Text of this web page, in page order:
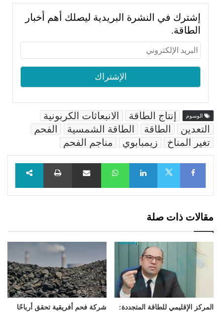
إشترك في النشرة البريدية ليصلك أهم أخبار
الطاقة.
الوسوم إنتاج الطاقة
الانبعاثات الكربونية
التعدين
الطاقة الطاقة الشمسية
الفحم
تغير المناخ
زيمبابوي مناجم الفحم
Facebook
LinkedIn
WhatsAppمشاركة عبر البريد طباعة
مقالات ذات صلة
المركز الإقليمي للطاقة المتجددة:
شركة فحم أفريقية تحقق أرباحًا